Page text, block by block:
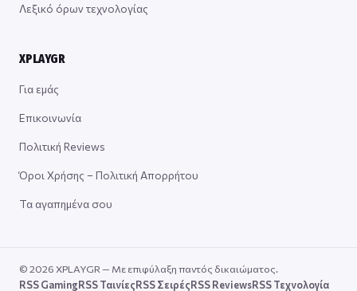
Λεξικό όρων τεχνολογίας
XPLAYGR
Για εμάς
Επικοινωνία
Πολιτική Reviews
Όροι Χρήσης – Πολιτική Απορρήτου
Τα αγαπημένα σου
© 2026 XPLAYGR — Με επιφύλαξη παντός δικαιώματος.
RSS GamingRSS ΤαινίεςRSS ΣειρέςRSS ReviewsRSS Τεχνολογία